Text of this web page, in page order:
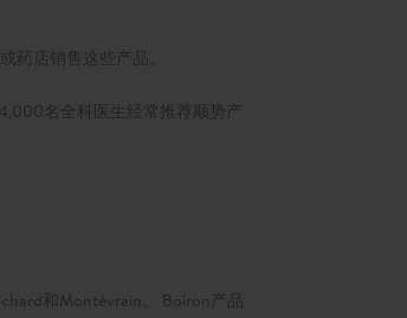
店销售这些产品。
名全科医生经常推荐顺势产
和Montévrain。 Boiron产品